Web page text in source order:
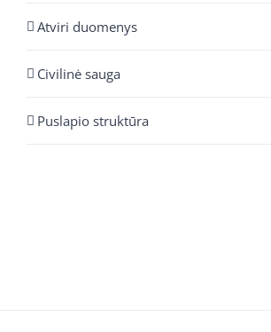
Atviri duomenys
Civilinė sauga
Puslapio struktūra